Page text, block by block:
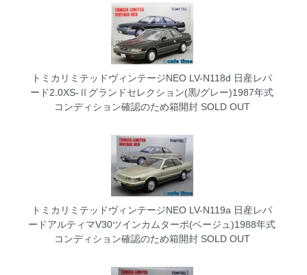
トミカリミテッドヴィンテージNEO LV-N118d 日産レパ
ード2.0XS-Ⅱグランドセレクション(黒/グレー)1987年式
コンディション確認のため箱開封SOLD OUT
トミカリミテッドヴィンテージNEO LV-N119a 日産レパ
ードアルティマV30ツインカムターボ(ベージュ)1988年式
コンディション確認のため箱開封SOLD OUT